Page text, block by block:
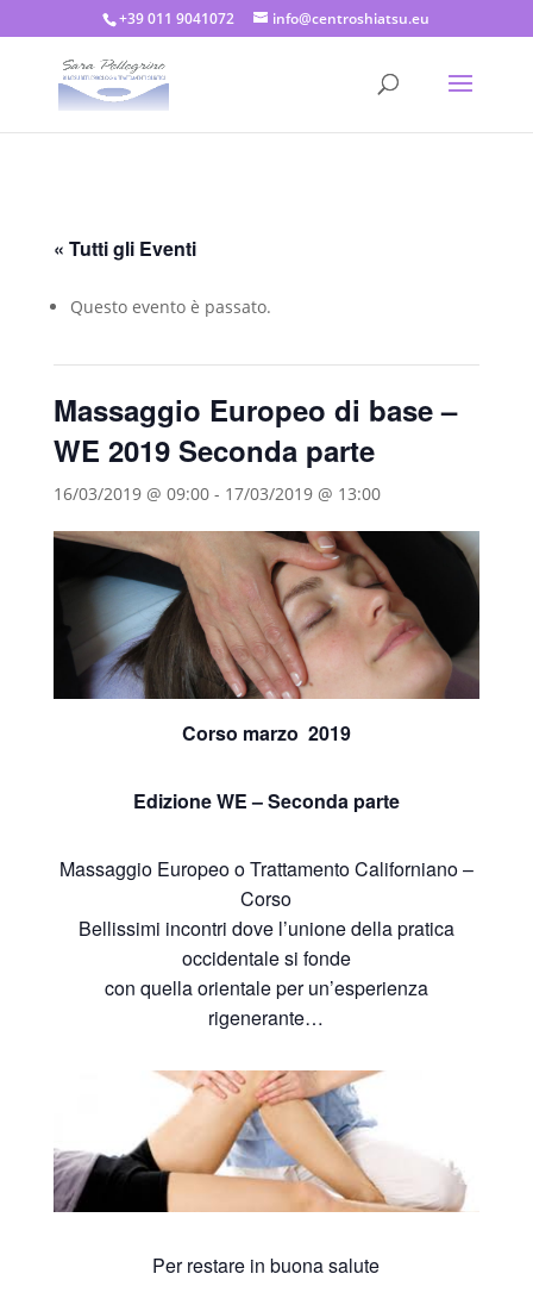
+39 011 9041072 info@centroshiatsu.eu
« Tutti gli Eventi
Questo evento è passato.
Massaggio Europeo di base –
WE 2019 Seconda parte
16/03/2019 @ 09:00- 17/03/2019 @ 13:00
Corso marzo 2019
Edizione WE – Seconda parte
Massaggio Europeo o Trattamento Californiano –
Corso
Bellissimi incontri dove l’unione della pratica
occidentale si fonde
con quella orientale per un’esperienza
rigenerante…
Per restare in buona salute